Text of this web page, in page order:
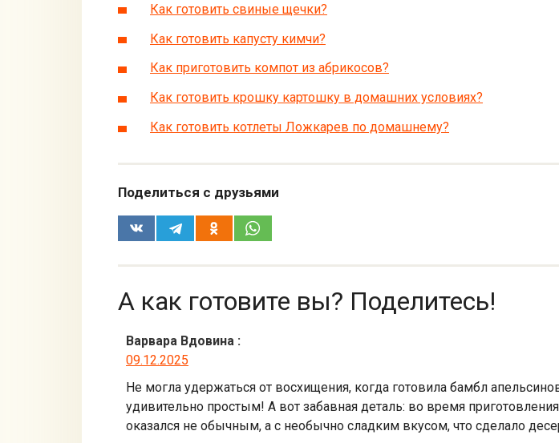
Как готовить свиные щечки?
Как готовить капусту кимчи?
Как приготовить компот из абрикосов?
Как готовить крошку картошку в домашних условиях?
Как готовить котлеты Ложкарев по домашнему?
Поделиться с друзьями
А как готовите вы? Поделитесь!
Варвара Вдовина :
09.12.2025
Не могла удержаться от восхищения, когда готовила бамбл
удивительно простым! А вот забавная деталь: во время
оказался не обычным, а с необычно сладким вкусом, что сделало